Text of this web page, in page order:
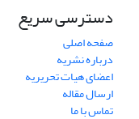
دسترسی سریع
صفحه اصلی
درباره نشریه
اعضای هیات تحریریه
ارسال مقاله
تماس با ما